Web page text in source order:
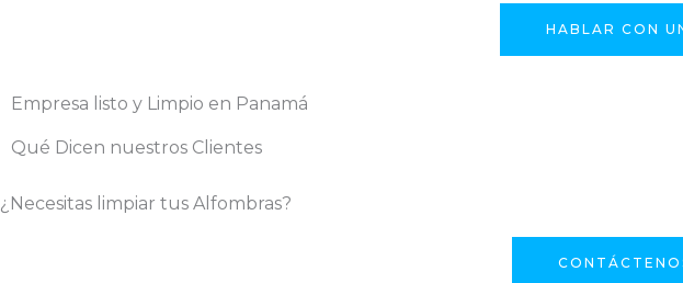
HABLAR CON
Empresa listo y Limpio en Panamá
Qué Dicen nuestros Clientes
¿Necesitas limpiar tus Alfombras?